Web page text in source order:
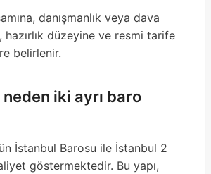
danışmanlık veya dava
düzeyine ve resmi tarife
belirlenir.
neden iki ayrı baro
İstanbul Barosu ile İstanbul 2
göstermektedir. Bu yapı,